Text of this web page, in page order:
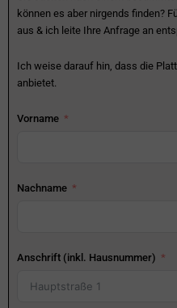
können es aber nirgends finden?
aus & ich leite Ihre Anfrage an
Ich weise darauf hin, dass die
anbietet.
Vorname
Nachname
Anschrift (inkl. Hausnummer)